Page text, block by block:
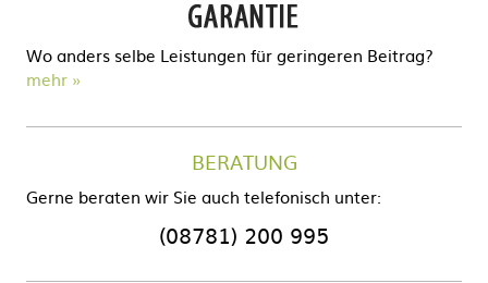
Wo anders selbe Leistungen für geringeren Beitrag?
mehr
BERATUNG
Gerne beraten wir Sie auch telefonisch unter:
(08781) 200 995